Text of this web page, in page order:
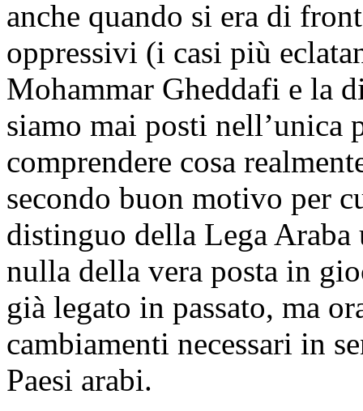
anche quando si era di
oppressivi (i casi più
Mohammar Gheddafi e la
siamo mai posti nell’unica
comprendere cosa
secondo buon motivo per
distinguo della Lega
nulla della vera posta in
già legato in passato, ma
cambiamenti necessari in
Paesi arabi.